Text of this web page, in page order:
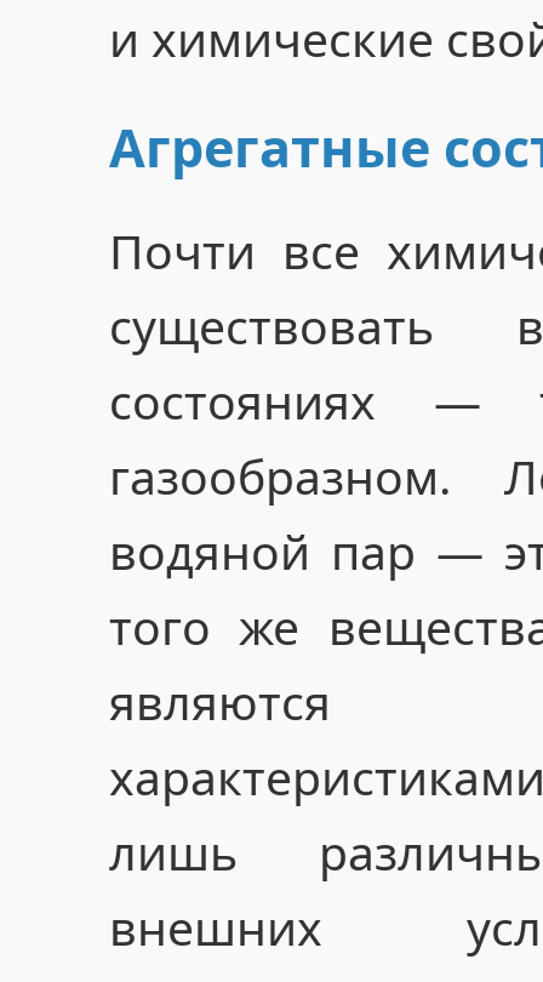
и химические
Агрегатные
Почти все
существовать
состояниях —
водяной пар —
того же
являются
лишь
внешних